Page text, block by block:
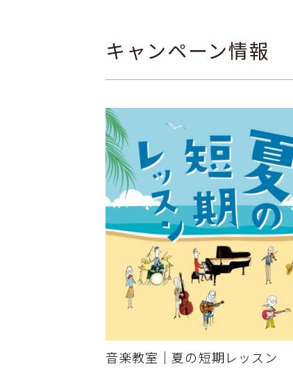
キャンペーン情報
音楽教室｜夏の短期レッスン